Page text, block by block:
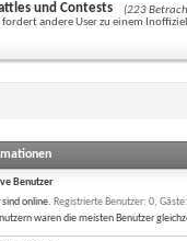
und Contests
(223
fordert andere User zu einem
Benutzer
sind online. Registrierte Benutzer: 0,
waren die meisten Benutzer